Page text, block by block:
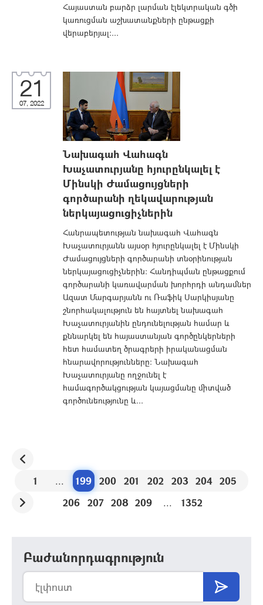
Հայաստան բարձր լարման էլեկտրական գծի
կառուցման աշխատանքների ընթացքի
վերաբերյալ։...
21
07, 2022
Նախագահ Վահագն
Խաչատուրյանը հյուրընկալել է
Մինսկի Ժամացույցների
գործարանի ղեկավարության
ներկայացուցիչներին
Հանրապետության նախագահ Վահագն
Խաչատուրյանն այսօր հյուրընկալել է Մինսկի
Ժամացույցների գործարանի տնօրինության
ներկայացուցիչներին: Հանդիպման ընթացքում
գործարանի կառավարման խորհրդի անդամներ
Ազատ Մարգարյանն ու Ռաֆիկ Սարկիսյանը
շնորհակալություն են հայտնել նախագահ
Խաչատուրյանին ընդունելության համար և
քննարկել են հայաստանյան գործընկերների
հետ համատեղ ծրագրերի իրականացման
հնարավորությունները: Նախագահ
Խաչատուրյանը ողջունել է
համագործակցության կայացմանը միտված
գործունեությունը և...
1 ... 199 200 201 202 203 204 205
206
207 208 209 ... 1352
Բաժանորդագրություն